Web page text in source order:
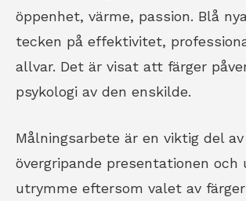
öppenhet, värme, passion. Blå
tecken på effektivitet,
allvar. Det är visat att färger
psykologi av den enskilde.
Målningsarbete är en viktig del
övergripande presentationen och
utrymme eftersom valet av